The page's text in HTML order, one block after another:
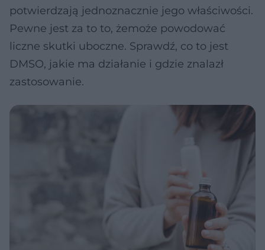
potwierdzają jednoznacznie jego właściwości.
Pewne jest za to to, żemoże powodować
liczne skutki uboczne. Sprawdź, co to jest
DMSO, jakie ma działanie i gdzie znalazł
zastosowanie.